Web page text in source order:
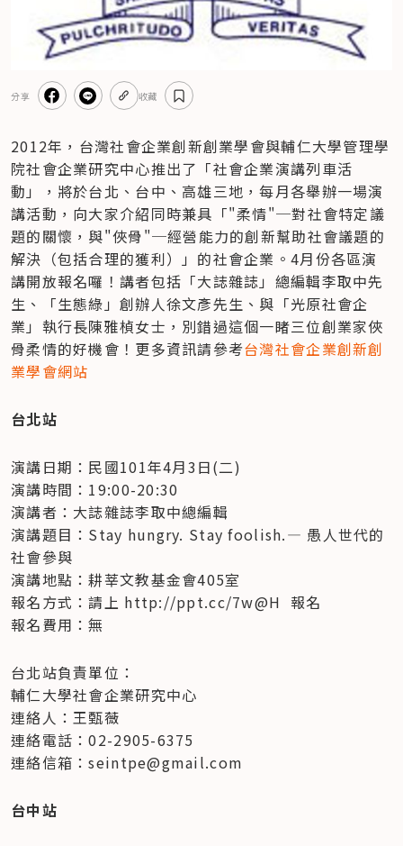
分享 收藏
2012年，台灣社會企業創新創業學會與輔仁大學管理學
院社會企業研究中心推出了「社會企業演講列車活
動」，將於台北、台中、高雄三地，每月各舉辦一場演
講活動，向大家介紹同時兼具「"柔情"─對社會特定議
題的關懷，與"俠骨"─經營能力的創新幫助社會議題的
解決（包括合理的獲利）」的社會企業。4月份各區演
講開放報名囉！講者包括「大誌雜誌」總編輯李取中先
生、「生態綠」創辦人徐文彥先生、與「光原社會企
業」執行長陳雅楨女士，別錯過這個一睹三位創業家俠
骨柔情的好機會！更多資訊請參考台灣社會企業創新創
業學會網站
台北站
演講日期：民國101年4月3日(二)
演講時間：19:00-20:30
演講者：大誌雜誌李取中總編輯
演講題目：Stay hungry. Stay foolish.— 愚人世代的
社會參與
演講地點：耕莘文教基金會405室
報名方式：請上 http://ppt.cc/7w@H  報名
報名費用：無
台北站負責單位：
輔仁大學社會企業研究中心
連絡人：王甄薇
連絡電話：02-2905-6375
連絡信箱：seintpe@gmail.com
台中站